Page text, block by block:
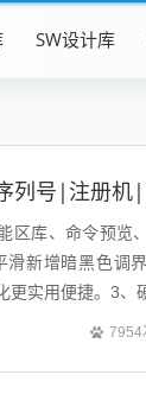
SW设计库
列号|注册机
区库、命令预览
新增暗黑色调
实用便捷。3、
7954